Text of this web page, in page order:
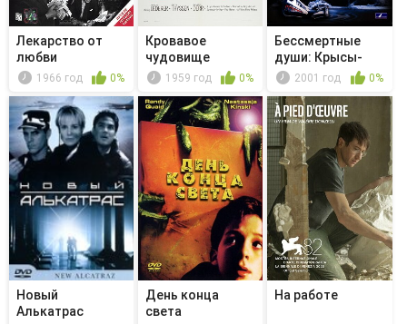
Лекарство от
любви
1966 год 0%
Кровавое
чудовище
1959 год 0%
Бессмертные
души: Крысы-
убийцы2001 год 0%
Новый
Алькатрас
День конца
света
На работе